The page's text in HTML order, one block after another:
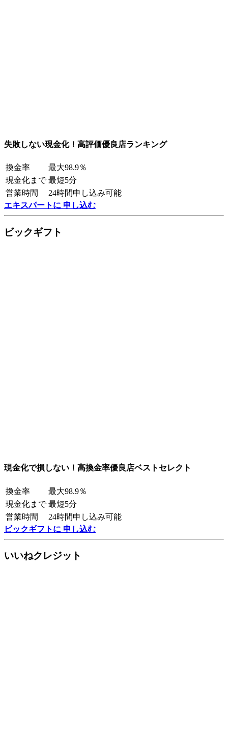
失敗しない現金化！高評価優良店ランキング
換金率
最大98.9％
現金化まで 最短5分
営業時間
24時間申し込み可能
エキスパートに 申し込む
ビックギフト
現金化で損しない！高換金率優良店ベストセレクト
換金率
最大98.9％
現金化まで 最短5分
営業時間
24時間申し込み可能
ビックギフトに 申し込む
いいねクレジット